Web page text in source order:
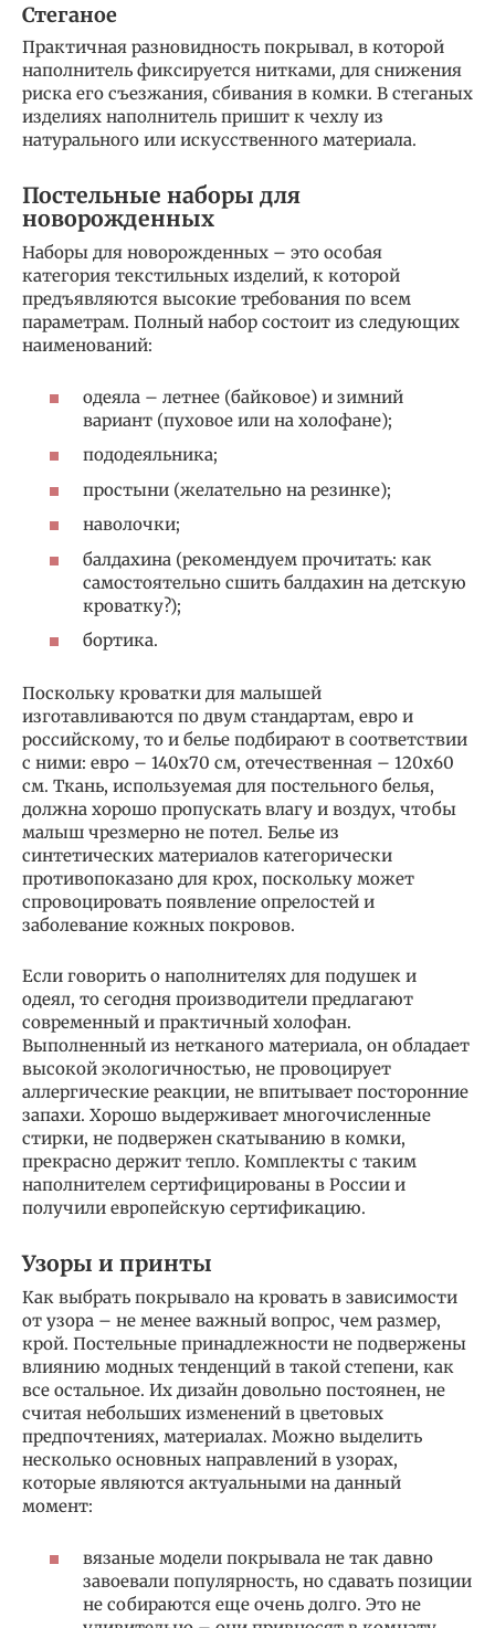
Стеганое
Практичная разновидность покрывал, в которой
наполнитель фиксируется нитками, для снижения
риска его съезжания, сбивания в комки. В стеганых
изделиях наполнитель пришит к чехлу из
натурального или искусственного материала.
Постельные наборы для
новорожденных
Наборы для новорожденных – это особая
категория текстильных изделий, к которой
предъявляются высокие требования по всем
параметрам. Полный набор состоит из следующих
наименований:
одеяла – летнее (байковое) и зимний
вариант (пуховое или на холофане);
пододеяльника;
простыни (желательно на резинке);
наволочки;
балдахина (рекомендуем прочитать: как
самостоятельно сшить балдахин на детскую
кроватку?);
бортика.
Поскольку кроватки для малышей
изготавливаются по двум стандартам, евро и
российскому, то и белье подбирают в соответствии
с ними: евро – 140х70 см, отечественная – 120х60
см. Ткань, используемая для постельного белья,
должна хорошо пропускать влагу и воздух, чтобы
малыш чрезмерно не потел. Белье из
синтетических материалов категорически
противопоказано для крох, поскольку может
спровоцировать появление опрелостей и
заболевание кожных покровов.
Если говорить о наполнителях для подушек и
одеял, то сегодня производители предлагают
современный и практичный холофан.
Выполненный из нетканого материала, он обладает
высокой экологичностью, не провоцирует
аллергические реакции, не впитывает посторонние
запахи. Хорошо выдерживает многочисленные
стирки, не подвержен скатыванию в комки,
прекрасно держит тепло. Комплекты с таким
наполнителем сертифицированы в России и
получили европейскую сертификацию.
Узоры и принты
Как выбрать покрывало на кровать в зависимости
от узора – не менее важный вопрос, чем размер,
крой. Постельные принадлежности не подвержены
влиянию модных тенденций в такой степени, как
все остальное. Их дизайн довольно постоянен, не
считая небольших изменений в цветовых
предпочтениях, материалах. Можно выделить
несколько основных направлений в узорах,
которые являются актуальными на данный
момент:
вязаные модели покрывала не так давно
завоевали популярность, но сдавать позиции
не собираются еще очень долго. Это не